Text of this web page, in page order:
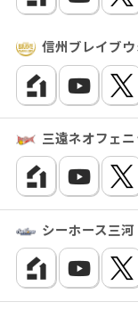
信州ブレイブ
三遠ネオフェ
シーホース三河